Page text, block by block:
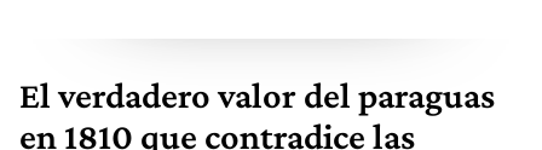
El verdadero valor del paraguas
en 1810 que contradice las